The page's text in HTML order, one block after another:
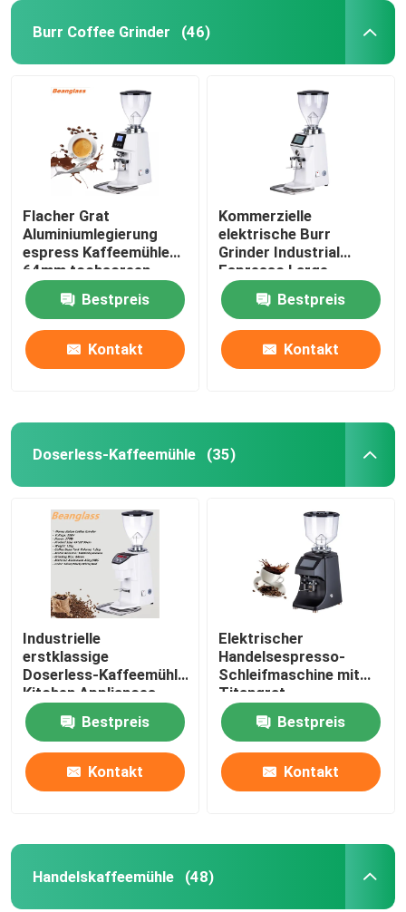
Burr Coffee Grinder (46)
Flacher Grat
Aluminiumlegierung
espress Kaffeemühle
64mm tochscreen
Schleifer
Bestpreis
Kontakt
Kommerzielle
elektrische Burr
Grinder Industrial
Espresso Large-
Berufskaffeemühlen
Bestpreis
Kontakt
Doserless-Kaffeemühle (35)
Industrielle
erstklassige
Doserless-Kaffeemühle
Kitchen Appliances
Bestpreis
Kontakt
Elektrischer
Handelsespresso-
Schleifmaschine mit
Titangrat
Bestpreis
Kontakt
Handelskaffeemühle (48)